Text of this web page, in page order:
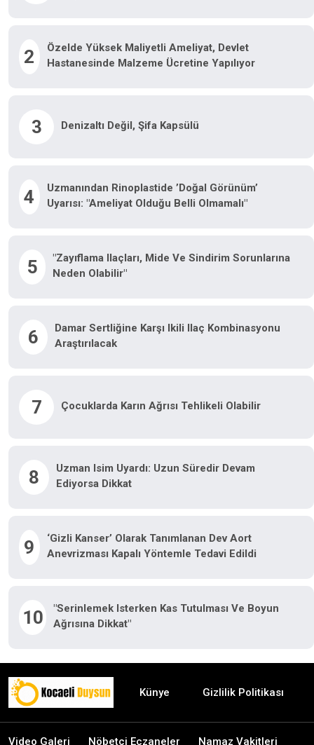
2
Özelde Yüksek Maliyetli Ameliyat, Devlet
Hastanesinde Malzeme Ücretine Yapılıyor
3 Denizaltı Değil, Şifa Kapsülü
4
Uzmanından Rinoplastide ’doğal Görünüm’
Uyarısı: "Ameliyat Olduğu Belli Olmamalı"
5
"Zayıflama Ilaçları, Mide Ve Sindirim Sorunlarına
Neden Olabilir"
6
Damar Sertliğine Karşı Ikili Ilaç Kombinasyonu
Araştırılacak
7 Çocuklarda Karın Ağrısı Tehlikeli Olabilir
8
Uzman Isim Uyardı: Uzun Süredir Devam
Ediyorsa Dikkat
9
‘Gizli Kanser’ Olarak Tanımlanan Dev Aort
Anevrizması Kapalı Yöntemle Tedavi Edildi
10
"Serinlemek Isterken Kas Tutulması Ve Boyun
Ağrısına Dikkat"
Künye Gizlilik Politikası
Video Galeri Nöbetçi Eczaneler Namaz Vakitleri